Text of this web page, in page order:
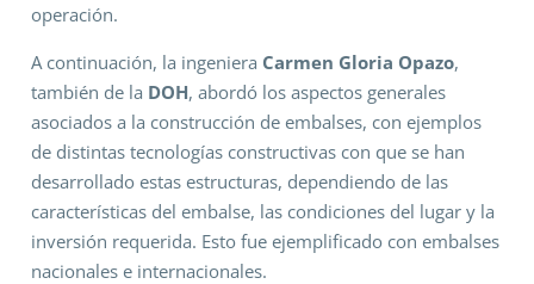
operación.
A continuación, la ingeniera Carmen Gloria Opazo,
también de la DOH, abordó los aspectos generales
asociados a la construcción de embalses, con ejemplos
de distintas tecnologías constructivas con que se han
desarrollado estas estructuras, dependiendo de las
características del embalse, las condiciones del lugar y la
inversión requerida. Esto fue ejemplificado con embalses
nacionales e internacionales.